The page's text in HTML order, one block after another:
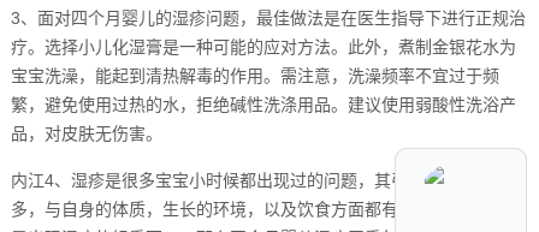
3、面对四个月婴儿的湿疹问题，最佳做法是在医生指导下进行正规治
疗。选择小儿化湿膏是一种可能的应对方法。此外，煮制金银花水为
宝宝洗澡，能起到清热解毒的作用。需注意，洗澡频率不宜过于频
繁，避免使用过热的水，拒绝碱性洗涤用品。建议使用弱酸性洗浴产
品，对皮肤无伤害。
内江4、湿疹是很多宝宝小时候都出现过的问题，其引发的原因有很
多，与自身的体质，生长的环境，以及饮食方面都有一定的关系。但